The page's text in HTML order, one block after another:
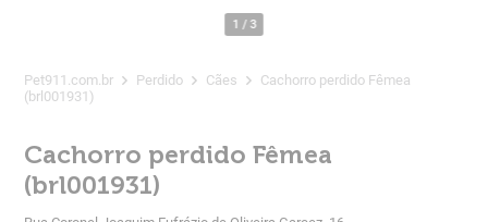
1 / 3
Pet911.com.br Perdido Cães
Cachorro perdido Fêmea
(brl001931)
Cachorro perdido Fêmea
(brl001931)